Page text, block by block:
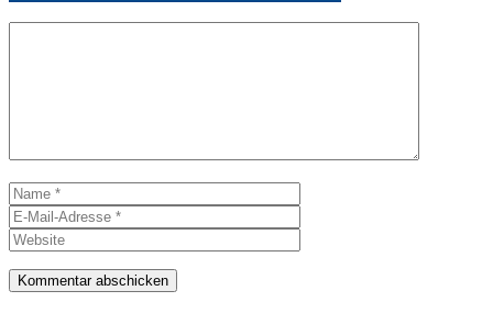
Name
Mail-
Adresse